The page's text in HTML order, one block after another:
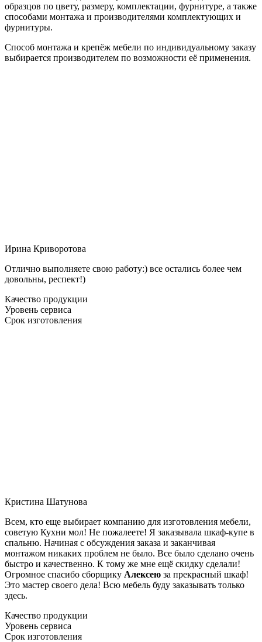
образцов по цвету, размеру, комплектации, фурнитуре, а также
способами монтажа и производителями комплектующих и
фурнитуры.
Способ монтажа и крепёж мебели по индивидуальному заказу
выбирается производителем по возможности её применения.
Ирина Криворотова
Отлично выполняете свою работу:) все остались более чем
довольны, респект!)
Качество продукции
Уровень сервиса
Срок изготовления
Кристина Шатунова
Всем, кто еще выбирает компанию для изготовления мебели,
советую Кухни мол! Не пожалеете! Я заказывала шкаф-купе в
спальню. Начиная с обсуждения заказа и заканчивая
монтажом никаких проблем не было. Все было сделано очень
быстро и качественно. К тому же мне ещё скидку сделали!
Огромное спасибо сборщику Алексею за прекрасный шкаф!
Это мастер своего дела! Всю мебель буду заказывать только
здесь.
Качество продукции
Уровень сервиса
Срок изготовления